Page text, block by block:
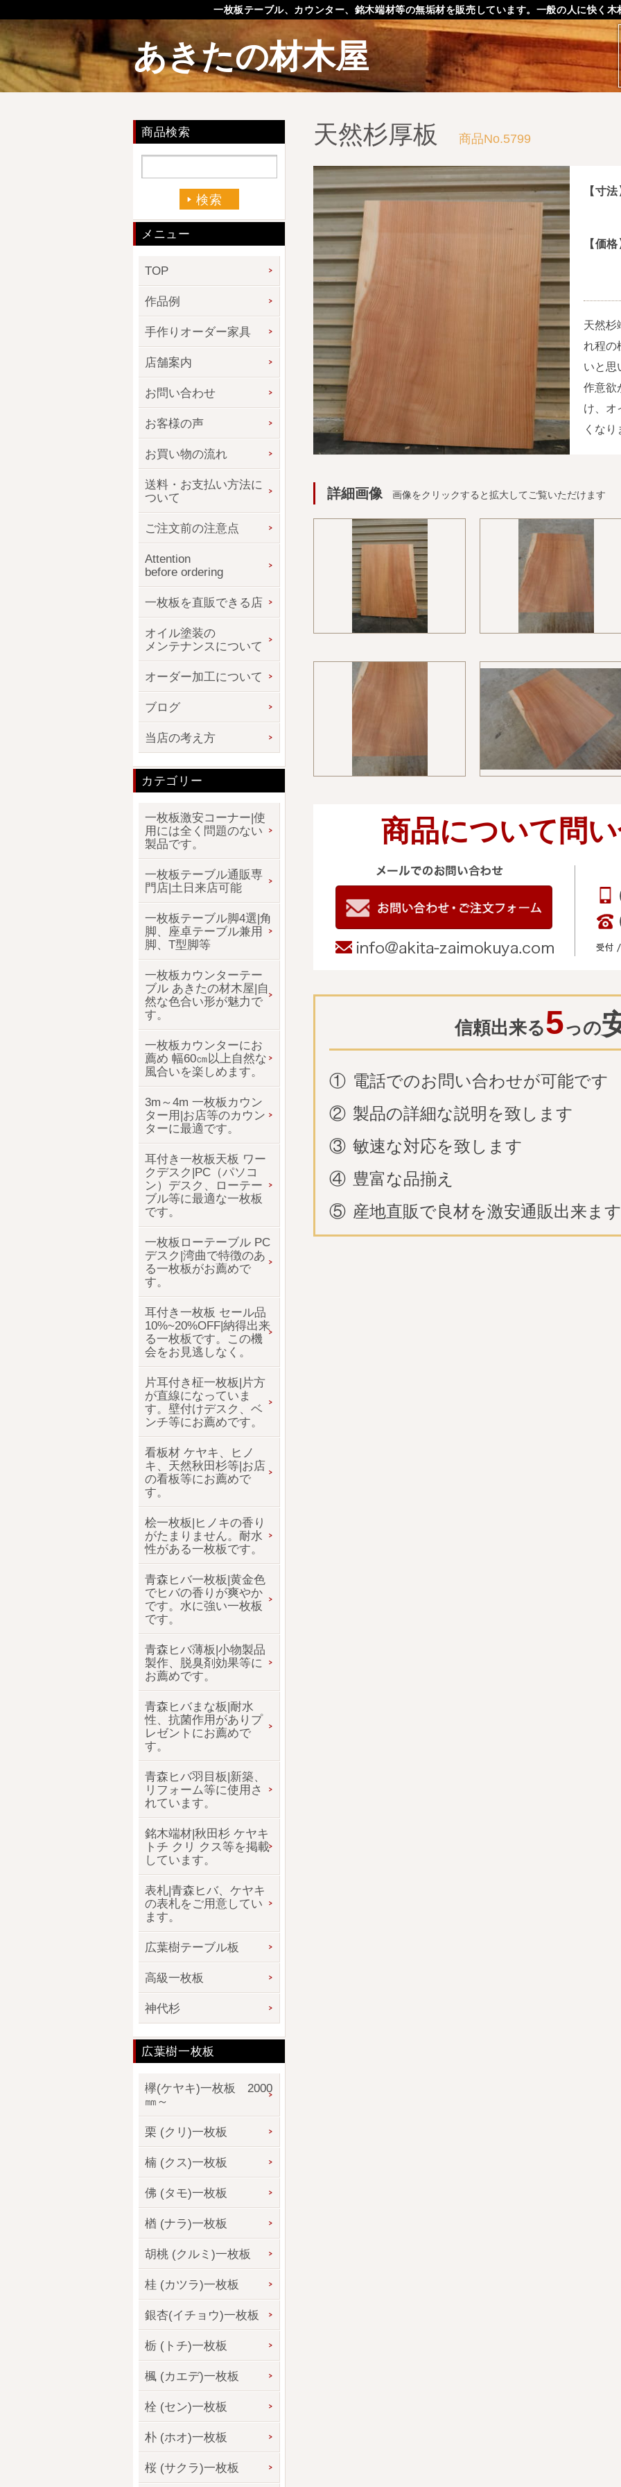
一枚板テーブル、カウンター、銘木端材等の無垢材を販売しています。一般の人に快く
あきたの材木屋
天然杉厚板 商品No.5799
【寸
【価
天然杉
れ程の
いと思
作意欲
け、オ
くなり
詳細画像 画像をクリックすると拡大してご覧いただけます
商品について問
信頼出来る5っの
① 電話でのお問い合わせが可能です
② 製品の詳細な説明を致します
③ 敏速な対応を致します
④ 豊富な品揃え
⑤ 産地直販で良材を激安通販出来ます
商品検索
メニュー
TOP
作品例
手作りオーダー家具
店舗案内
お問い合わせ
お客様の声
お買い物の流れ
送料・お支払い方法に
ついて
ご注文前の注意点
Attention
before ordering
一枚板を直販できる店
オイル塗装の
メンテナンスについて
オーダー加工について
ブログ
当店の考え方
カテゴリー
一枚板激安コーナー|使
用には全く問題のない
製品です。
一枚板テーブル通販専
門店|土日来店可能
一枚板テーブル脚4選|角
脚、座卓テーブル兼用
脚、T型脚等
一枚板カウンターテー
ブル あきたの材木屋|自
然な色合い形が魅力で
す。
一枚板カウンターにお
薦め 幅60㎝以上自然な
風合いを楽しめます。
3m～4m 一枚板カウン
ター用|お店等のカウン
ターに最適です。
耳付き一枚板天板 ワー
クデスク|PC（パソコ
ン）デスク、ローテー
ブル等に最適な一枚板
です。
一枚板ローテーブル PC
デスク|湾曲で特徴のあ
る一枚板がお薦めで
す。
耳付き一枚板 セール品
10%~20%OFF|納得出来
る一枚板です。この機
会をお見逃しなく。
片耳付き柾一枚板|片方
が直線になっていま
す。壁付けデスク、ベ
ンチ等にお薦めです。
看板材 ケヤキ、ヒノ
キ、天然秋田杉等|お店
の看板等にお薦めで
す。
桧一枚板|ヒノキの香り
がたまりません。耐水
性がある一枚板です。
青森ヒバ一枚板|黄金色
でヒバの香りが爽やか
です。水に強い一枚板
です。
青森ヒバ薄板|小物製品
製作、脱臭剤効果等に
お薦めです。
青森ヒバまな板|耐水
性、抗菌作用がありプ
レゼントにお薦めで
す。
青森ヒバ羽目板|新築、
リフォーム等に使用さ
れています。
銘木端材|秋田杉 ケヤキ
トチ クリ クス等を掲載
しています。
表札|青森ヒバ、ケヤキ
の表札をご用意してい
ます。
広葉樹テーブル板
高級一枚板
神代杉
広葉樹一枚板
欅(ケヤキ)一枚板 2000
㎜～
栗 (クリ)一枚板
楠 (クス)一枚板
佛 (タモ)一枚板
楢 (ナラ)一枚板
胡桃 (クルミ)一枚板
桂 (カツラ)一枚板
銀杏(イチョウ)一枚板
栃 (トチ)一枚板
楓 (カエデ)一枚板
栓 (セン)一枚板
朴 (ホオ)一枚板
桜 (サクラ)一枚板